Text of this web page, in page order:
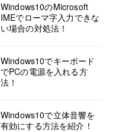
Windows10のMicrosoft
IMEでローマ字入力できな
い場合の対処法！
Windows10でキーボード
でPCの電源を入れる方
法！
Windows10で立体音響を
有効にする方法を紹介！